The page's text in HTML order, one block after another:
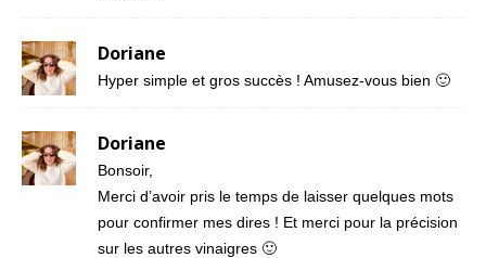
Doriane
Hyper simple et gros succès ! Amusez-vous bien 🙂
Doriane
Bonsoir,
Merci d’avoir pris le temps de laisser quelques mots
pour confirmer mes dires ! Et merci pour la précision
sur les autres vinaigres 🙂